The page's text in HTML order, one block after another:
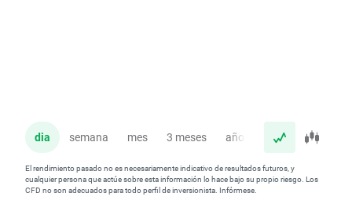
dia semana mes 3 meses año
El rendimiento pasado no es necesariamente indicativo de resultados futuros, y
cualquier persona que actúe sobre esta información lo hace bajo su propio riesgo. Los
CFD no son adecuados para todo perfil de inversionista. Infórmese.